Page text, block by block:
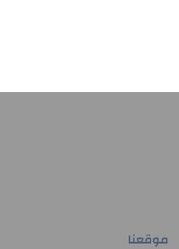
موقعنا